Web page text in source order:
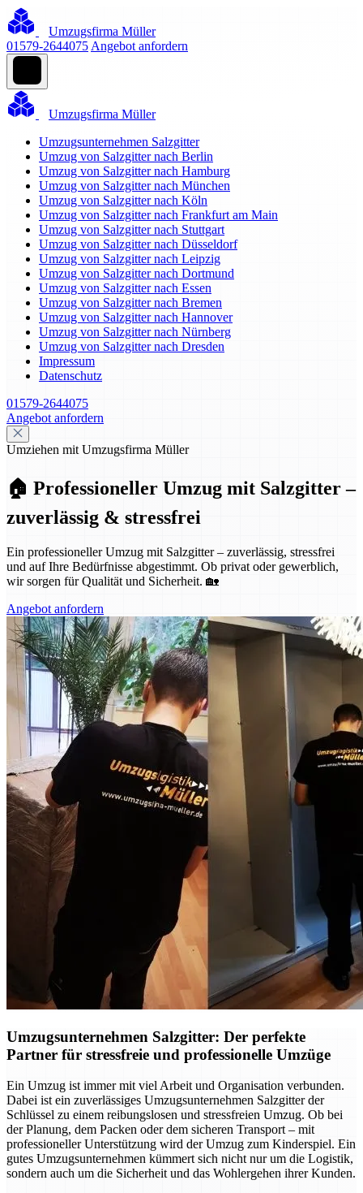
Umzugsfirma Müller
01579-2644075 Angebot anfordern
Umzugsfirma Müller
Umzugsunternehmen Salzgitter
Umzug von Salzgitter nach Berlin
Umzug von Salzgitter nach Hamburg
Umzug von Salzgitter nach München
Umzug von Salzgitter nach Köln
Umzug von Salzgitter nach Frankfurt am Main
Umzug von Salzgitter nach Stuttgart
Umzug von Salzgitter nach Düsseldorf
Umzug von Salzgitter nach Leipzig
Umzug von Salzgitter nach Dortmund
Umzug von Salzgitter nach Essen
Umzug von Salzgitter nach Bremen
Umzug von Salzgitter nach Hannover
Umzug von Salzgitter nach Nürnberg
Umzug von Salzgitter nach Dresden
Impressum
Datenschutz
01579-2644075
Angebot anfordern
Umziehen mit Umzugsfirma Müller
🏠 Professioneller Umzug mit Salzgitter –
zuverlässig & stressfrei
Ein professioneller Umzug mit Salzgitter – zuverlässig, stressfrei
und auf Ihre Bedürfnisse abgestimmt. Ob privat oder gewerblich,
wir sorgen für Qualität und Sicherheit. 🏡
Angebot anfordern
Umzugsunternehmen Salzgitter: Der perfekte
Partner für stressfreie und professionelle Umzüge
Ein Umzug ist immer mit viel Arbeit und Organisation verbunden.
Dabei ist ein zuverlässiges Umzugsunternehmen Salzgitter der
Schlüssel zu einem reibungslosen und stressfreien Umzug. Ob bei
der Planung, dem Packen oder dem sicheren Transport – mit
professioneller Unterstützung wird der Umzug zum Kinderspiel. Ein
gutes Umzugsunternehmen kümmert sich nicht nur um die Logistik,
sondern auch um die Sicherheit und das Wohlergehen ihrer Kunden.